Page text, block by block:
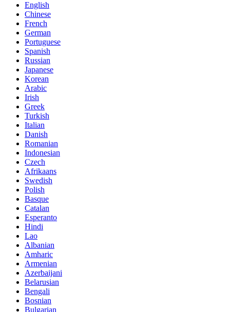
English
Chinese
French
German
Portuguese
Spanish
Russian
Japanese
Korean
Arabic
Irish
Greek
Turkish
Italian
Danish
Romanian
Indonesian
Czech
Afrikaans
Swedish
Polish
Basque
Catalan
Esperanto
Hindi
Lao
Albanian
Amharic
Armenian
Azerbaijani
Belarusian
Bengali
Bosnian
Bulgarian